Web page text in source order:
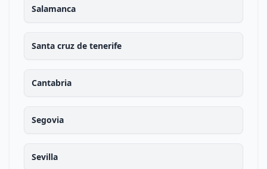
Salamanca
Santa cruz de tenerife
Cantabria
Segovia
Sevilla